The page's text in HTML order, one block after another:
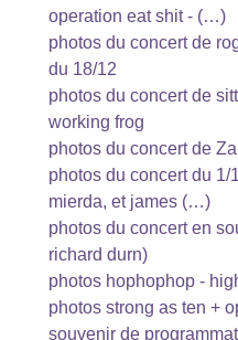
operation eat shit - (…)
photos du concert de
du 18/12
photos du concert de
working frog
photos du concert de
photos du concert du
mierda, et james (…)
photos du concert en
richard durn)
photos hophophop -
photos strong as ten +
souvenir de